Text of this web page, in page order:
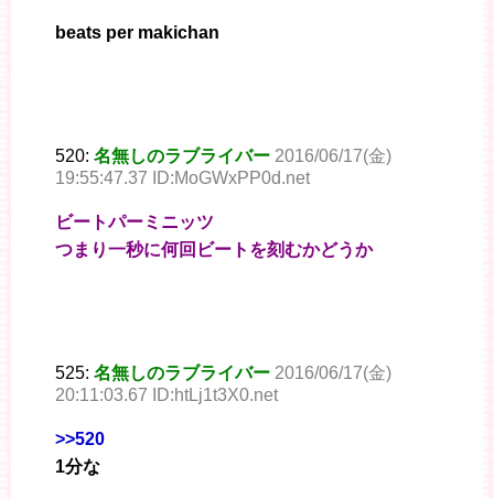
beats per makichan
520: 名無しのラブライバー 2016/06/17(金)
19:55:47.37 ID:MoGWxPP0d.net
ビートパーミニッツ
つまり一秒に何回ビートを刻むかどうか
525: 名無しのラブライバー 2016/06/17(金)
20:11:03.67 ID:htLj1t3X0.net
>>520
1分な